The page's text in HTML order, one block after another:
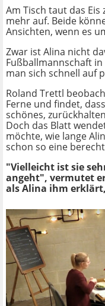
Am Tisch taut das
mehr auf. Beide
Ansichten, wenn es
Zwar ist Alina nicht
Fußballmannschaft
man sich schnell auf
Roland Trettl
Ferne und findet,
schönes,
Doch das Blatt
möchte, wie lange
schon so eine
"Vielleicht ist sie
angeht", vermutet
als Alina ihm